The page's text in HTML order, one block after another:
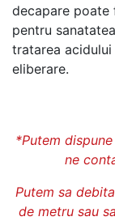
decapare poate
pentru
tratarea
eliberare.
*Putem
ne
Putem sa
de metru sau